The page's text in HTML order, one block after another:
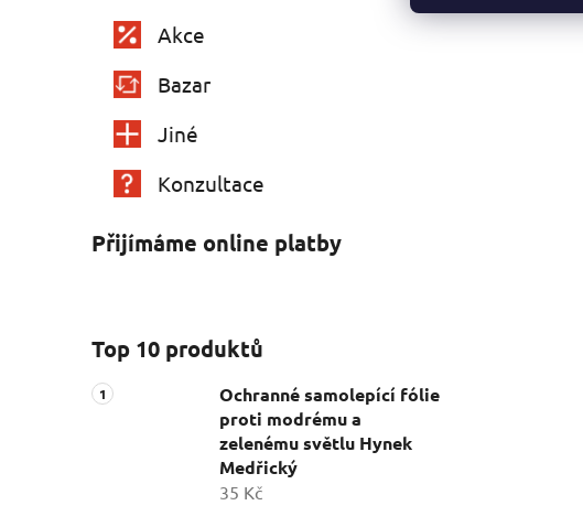
Akce
Bazar
Jiné
Konzultace
Přijímáme online platby
Top 10 produktů
Ochranné samolepící fólie
proti modrému a
zelenému světlu Hynek
Medřický
35 Kč